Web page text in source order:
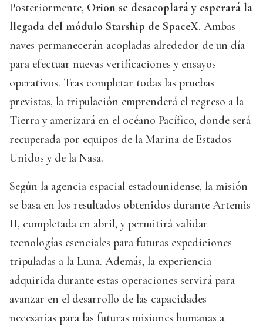
Posteriormente, Orion se desacoplará y esperará la
llegada del módulo Starship de SpaceX. Ambas
naves permanecerán acopladas alrededor de un día
para efectuar nuevas verificaciones y ensayos
operativos. Tras completar todas las pruebas
previstas, la tripulación emprenderá el regreso a la
Tierra y amerizará en el océano Pacífico, donde será
recuperada por equipos de la Marina de Estados
Unidos y de la Nasa.
Según la agencia espacial estadounidense, la misión
se basa en los resultados obtenidos durante Artemis
II, completada en abril, y permitirá validar
tecnologías esenciales para futuras expediciones
tripuladas a la Luna. Además, la experiencia
adquirida durante estas operaciones servirá para
avanzar en el desarrollo de las capacidades
necesarias para las futuras misiones humanas a